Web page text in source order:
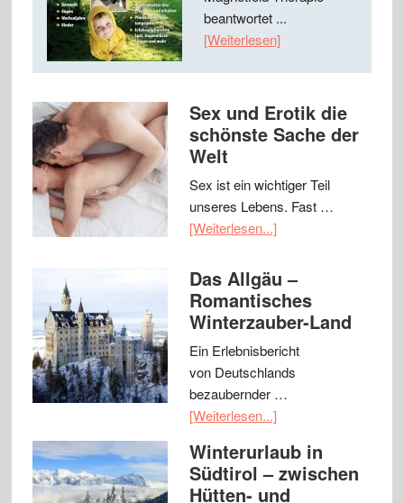
beantwortet ...
[Weiterlesen]
Sex und Erotik die
schönste Sache der
Welt
Sex ist ein wichtiger Teil
unseres Lebens. Fast …
[Weiterlesen...]
Das Allgäu –
Romantisches
Winterzauber-Land
Ein Erlebnisbericht
von Deutschlands
bezaubernder …
[Weiterlesen...]
Winterurlaub in
Südtirol – zwischen
Hütten- und